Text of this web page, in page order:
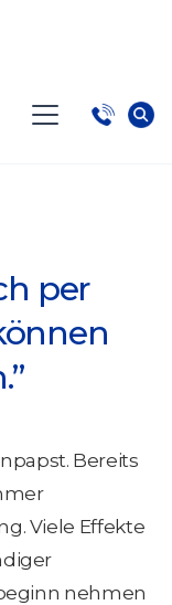
per
Bereits
Viele Effekte
nehmen